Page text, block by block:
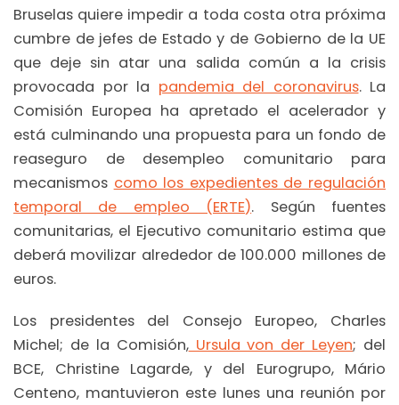
Bruselas quiere impedir a toda costa otra próxima
cumbre de jefes de Estado y de Gobierno de la UE
que deje sin atar una salida común a la crisis
provocada por la pandemia del coronavirus. La
Comisión Europea ha apretado el acelerador y
está culminando una propuesta para un fondo de
reaseguro de desempleo comunitario para
mecanismos como los expedientes de regulación
temporal de empleo (ERTE). Según fuentes
comunitarias, el Ejecutivo comunitario estima que
deberá movilizar alrededor de 100.000 millones de
euros.
Los presidentes del Consejo Europeo, Charles
Michel; de la Comisión,Ursula von der Leyen; del
BCE, Christine Lagarde, y del Eurogrupo, Mário
Centeno, mantuvieron este lunes una reunión por